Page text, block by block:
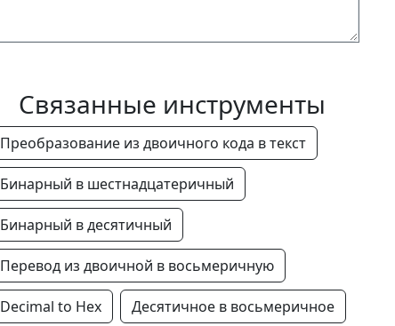
Связанные инструменты
Преобразование из двоичного кода в текст
Бинарный в шестнадцатеричный
Бинарный в десятичный
Перевод из двоичной в восьмеричную
Decimal to Hex Десятичное в восьмеричное